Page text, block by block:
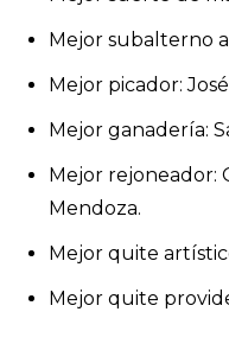
Mejor subalterno
Mejor picador:
Mejor ganadería:
Mejor rejoneador:
Mendoza.
Mejor quite
Mejor quite